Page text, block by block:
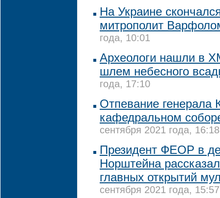
На Украине
митрополит
года, 10:01
Археологи нашли в
шлем небесного
года, 17:10
Отпевание генерала
кафедральном
сентября 2021 года, 16:18
Президент ФЕОР в
Норштейна
главных открытий
сентября 2021 года, 15:57